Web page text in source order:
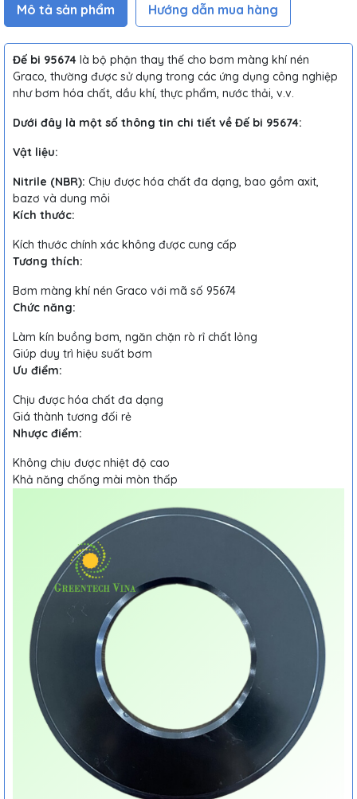
Mô tả sản phẩm Hướng dẫn mua hàng
Đế bi 95674 là bộ phận thay thế cho bơm màng khí nén
Graco, thường được sử dụng trong các ứng dụng công nghiệp
như bơm hóa chất, dầu khí, thực phẩm, nước thải, v.v.
Dưới đây là một số thông tin chi tiết về Đế bi 95674:
Vật liệu:
Nitrile (NBR): Chịu được hóa chất đa dạng, bao gồm axit,
bazơ và dung môi
Kích thước:
Kích thước chính xác không được cung cấp
Tương thích:
Bơm màng khí nén Graco với mã số 95674
Chức năng:
Làm kín buồng bơm, ngăn chặn rò rỉ chất lỏng
Giúp duy trì hiệu suất bơm
Ưu điểm:
Chịu được hóa chất đa dạng
Giá thành tương đối rẻ
Nhược điểm:
Không chịu được nhiệt độ cao
Khả năng chống mài mòn thấp